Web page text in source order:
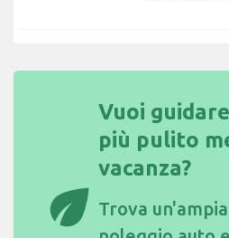
eco
Vuoi
più pulito
vacanza?
Trova un'ampia